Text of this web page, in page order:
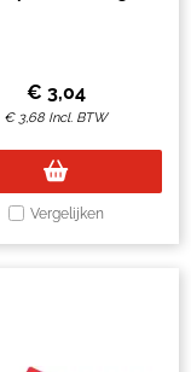
€ 3,04
€ 3,68 Incl. BTW
Vergelijken